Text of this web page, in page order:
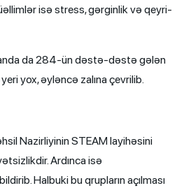
isə stress, gərginlik və qeyri-
da 284-ün dəstə-dəstə gələn
yox, əyləncə zalına çevrilib.
Nazirliyinin STEAM layihəsini
Ardınca isə
Halbuki bu qrupların açılması